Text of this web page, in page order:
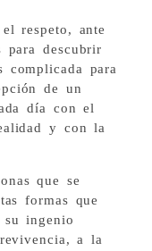
respeto, ante
descubrir
complicada para
de un
día con el
y con la
que se
formas que
su ingenio
a la